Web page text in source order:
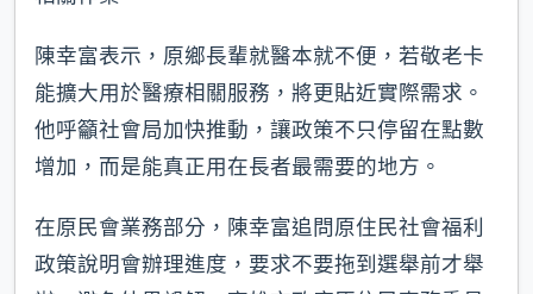
陳幸富表示，原鄉長輩就醫本就不便，若敬老卡
能擴大用於醫療相關服務，將更貼近實際需求。
他呼籲社會局加快推動，讓政策不只停留在點數
增加，而是能真正用在長者最需要的地方。
在原民會業務部分，陳幸富追問原住民社會福利
政策說明會辦理進度，要求不要拖到選舉前才舉